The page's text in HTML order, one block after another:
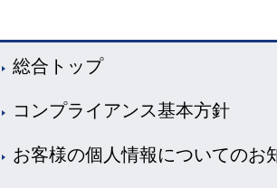
総合トップ
コンプライアンス基本方針
お客様の個人情報についてのお